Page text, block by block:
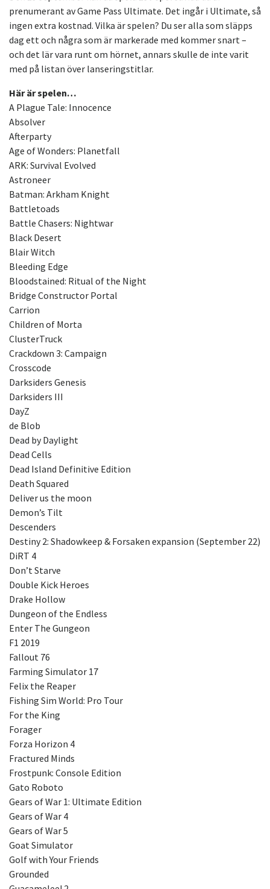
prenumerant av Game Pass Ultimate. Det ingår i Ultimate, så
ingen extra kostnad. Vilka är spelen? Du ser alla som släpps
dag ett och några som är markerade med kommer snart –
och det lär vara runt om hörnet, annars skulle de inte varit
med på listan över lanseringstitlar.
Här är spelen…
A Plague Tale: Innocence
Absolver
Afterparty
Age of Wonders: Planetfall
ARK: Survival Evolved
Astroneer
Batman: Arkham Knight
Battletoads
Battle Chasers: Nightwar
Black Desert
Blair Witch
Bleeding Edge
Bloodstained: Ritual of the Night
Bridge Constructor Portal
Carrion
Children of Morta
ClusterTruck
Crackdown 3: Campaign
Crosscode
Darksiders Genesis
Darksiders III
DayZ
de Blob
Dead by Daylight
Dead Cells
Dead Island Definitive Edition
Death Squared
Deliver us the moon
Demon’s Tilt
Descenders
Destiny 2: Shadowkeep & Forsaken expansion (September 22)
DiRT 4
Don’t Starve
Double Kick Heroes
Drake Hollow
Dungeon of the Endless
Enter The Gungeon
F1 2019
Fallout 76
Farming Simulator 17
Felix the Reaper
Fishing Sim World: Pro Tour
For the King
Forager
Forza Horizon 4
Fractured Minds
Frostpunk: Console Edition
Gato Roboto
Gears of War 1: Ultimate Edition
Gears of War 4
Gears of War 5
Goat Simulator
Golf with Your Friends
Grounded